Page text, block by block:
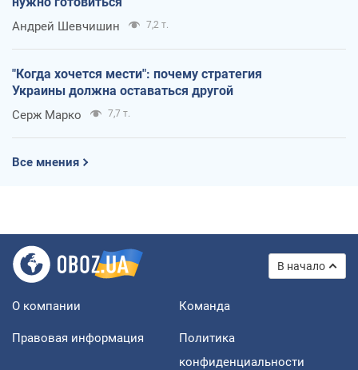
Андрей Шевчишин 7,2 т.
"Когда хочется мести": почему стратегия
Украины должна оставаться другой
Серж Марко 7,7 т.
Все мнения
В начало
О компании Команда
Правовая информация
Политика
конфиденциальности